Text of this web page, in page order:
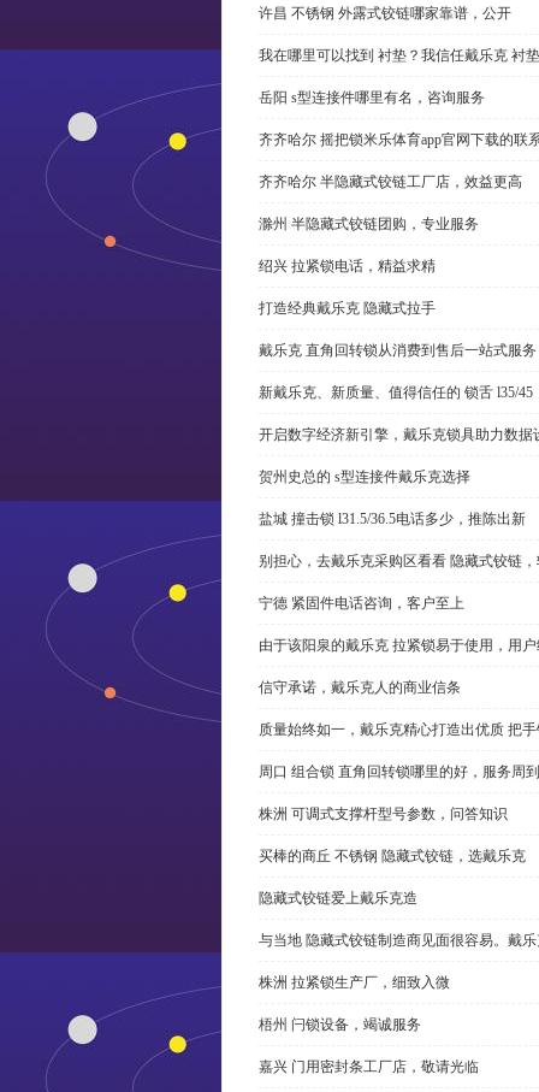
许昌 不锈钢 外露式铰链哪家靠谱，公开
我在哪里可以找到 衬垫？我信任戴乐克 衬
岳阳 s型连接件哪里有名，咨询服务
齐齐哈尔 摇把锁米乐体育app官网下载的联
齐齐哈尔 半隐藏式铰链工厂店，效益更高
滁州 半隐藏式铰链团购，专业服务
绍兴 拉紧锁电话，精益求精
打造经典戴乐克 隐藏式拉手
戴乐克 直角回转锁从消费到售后一站式服务
新戴乐克、新质量、值得信任的 锁舌 l35/45
开启数字经济新引擎，戴乐克锁具助力数据
贺州史总的 s型连接件戴乐克选择
盐城 撞击锁 l31.5/36.5电话多少，推陈出新
别担心，去戴乐克采购区看看 隐藏式铰链
宁德 紧固件电话咨询，客户至上
由于该阳泉的戴乐克 拉紧锁易于使用，用
信守承诺，戴乐克人的商业信条
质量始终如一，戴乐克精心打造出优质 把
周口 组合锁 直角回转锁哪里的好，服务周到
株洲 可调式支撑杆型号参数，问答知识
买棒的商丘 不锈钢 隐藏式铰链，选戴乐克
隐藏式铰链爱上戴乐克造
与当地 隐藏式铰链制造商见面很容易。戴
株洲 拉紧锁生产厂，细致入微
梧州 闩锁设备，竭诚服务
嘉兴 门用密封条工厂店，敬请光临